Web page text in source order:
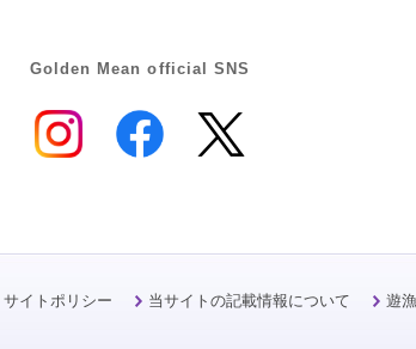
Golden Mean official SNS
サイトポリシー 当サイトの記載情報について 遊